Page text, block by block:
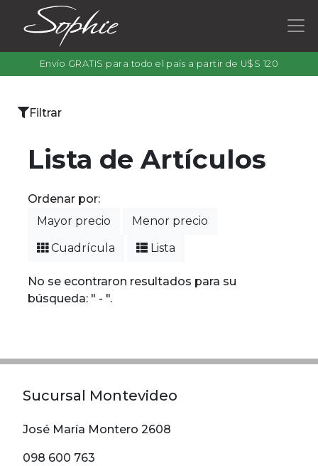
Envío GRATIS para todo el país a partir de U$S 120
×
Filtrar
por
color
Abstracto
Botanico
Escoces Y
Filtrar
Lista de Artículos
Ordenar por:
Mayor precio
Menor precio
Cuadrícula
Lista
No se econtraron resultados para su
búsqueda: " - ".
Sucursal Montevideo
José María Montero 2608
098 600 763